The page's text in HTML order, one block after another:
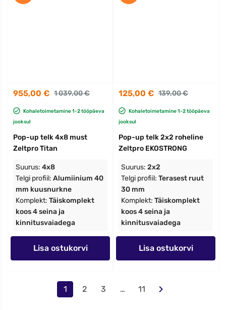
955,00 € 1 039,00 €
Kohaletoimetamine 1-2 tööpäeva
jooksul
Pop-up telk 4x8 must
Zeltpro Titan
Suurus: 4x8
Telgi profiil: Alumiinium 40
mm kuusnurkne
Komplekt: Täiskomplekt
koos 4 seina ja
kinnitusvaiadega
Lisa ostukorvi
125,00 € 139,00 €
Kohaletoimetamine 1-2 tööpäeva
jooksul
Pop-up telk 2x2 roheline
Zeltpro EKOSTRONG
Suurus: 2x2
Telgi profiil: Terasest ruut
30 mm
Komplekt: Täiskomplekt
koos 4 seina ja
kinnitusvaiadega
Lisa ostukorvi
1 2 3 … 11